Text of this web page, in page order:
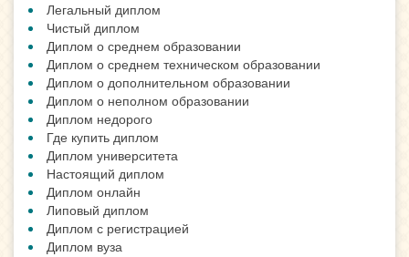
Легальный диплом
Чистый диплом
Диплом о среднем образовании
Диплом о среднем техническом образовании
Диплом о дополнительном образовании
Диплом о неполном образовании
Диплом недорого
Где купить диплом
Диплом университета
Настоящий диплом
Диплом онлайн
Липовый диплом
Диплом с регистрацией
Диплом вуза